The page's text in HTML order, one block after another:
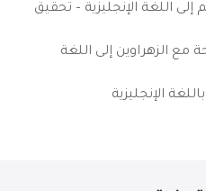
إلى اللغة الإنجليزية – تحقيق
مع الزهراوين إلى اللغة
الإنجليزية